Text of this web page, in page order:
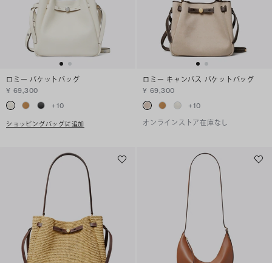
ロミー バケットバッグ
¥ 69,300
+10
ショッピングバッグに追加
ロミー キャンバス バケットバッグ
¥ 69,300
+10
オンラインストア在庫なし